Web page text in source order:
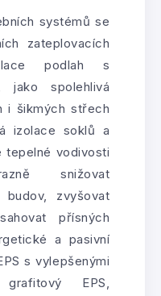
systémů se
zateplovacích
podlah s
jako spolehlivá
i šikmých střech
izolace soklů a
tepelné vodivosti
snižovat
budov, zvyšovat
přísných
a pasivní
s vylepšenými
grafitový EPS,